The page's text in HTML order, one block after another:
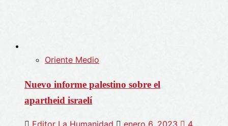
Oriente Medio
Nuevo informe palestino sobre el
apartheid israelí